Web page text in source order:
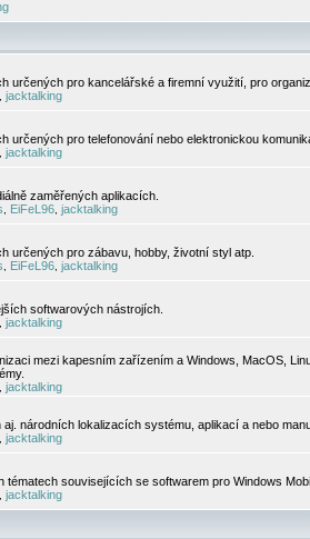
určených pro kancelářské a firemní využití, pro
jacktalking
určených pro telefonování nebo elektronickou
jacktalking
zaměřených aplikacích.
EiFeL96 jacktalking
určených pro zábavu, hobby, životní styl atp.
EiFeL96 jacktalking
softwarových nástrojích.
jacktalking
mezi kapesním zařízením a Windows, MacOS,
jacktalking
národních lokalizacích systému, aplikací a nebo
jacktalking
tématech souvisejících se softwarem pro Windows
jacktalking